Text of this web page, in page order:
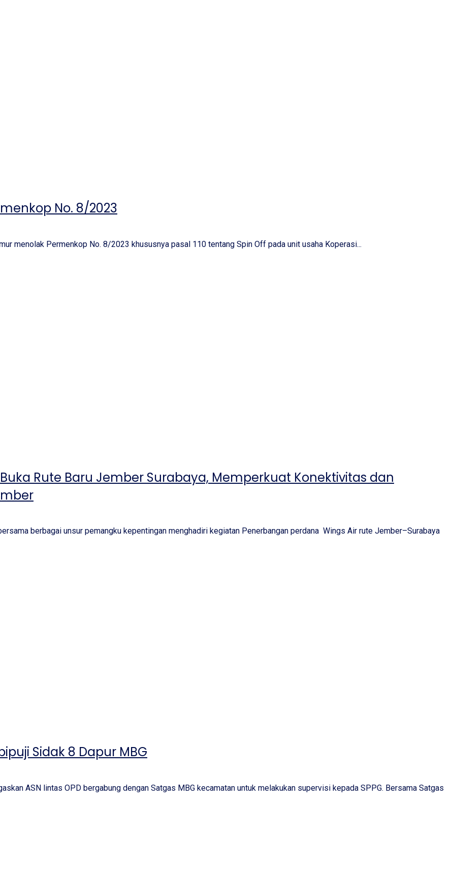
No. 8/2023
menolak Permenkop No. 8/2023 khususnya pasal 110 tentang Spin Off pada unit usaha Koperasi...
Rute Baru Jember Surabaya, Memperkuat Konektivitas dan
berbagai unsur pemangku kepentingan menghadiri kegiatan Penerbangan perdana Wings Air rute Jember–Surabaya
Sidak 8 Dapur MBG
ASN lintas OPD bergabung dengan Satgas MBG kecamatan untuk melakukan supervisi kepada SPPG. Bersama Satgas